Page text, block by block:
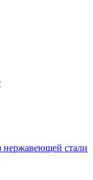
нержавеющей стали